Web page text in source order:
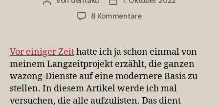
8 Kommentarezu
Vor einiger Zeithatte ich ja schon einmal von
meinem Langzeitprojekt erzählt, die ganzen
wazong-Dienste auf eine modernere Basis zu
stellen. In diesem Artikel werde ich mal
versuchen, die alle aufzulisten. Das dient